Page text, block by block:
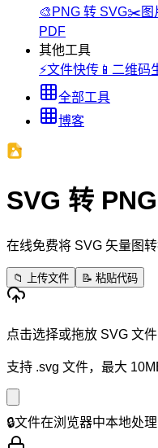
🎨 PNG 转 SVG✂️图
PDF
其他工具
⚡文件快传 📱 二维码
全部工具
博客
SVG 转 PNG
在线免费将 SVG 矢量图
📁 上传文件 📝 粘贴代码
点击选择或拖放 SVG 文件
支持 .svg 文件，最大
🔒文件在浏览器中本地处